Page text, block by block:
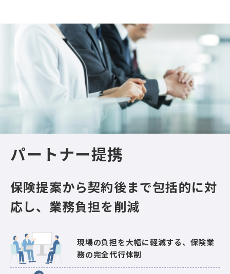
パートナー提携
保険提案から契約後まで包括的に対
応し、業務負担を削減
現場の負担を大幅に軽減する、保険業
務の完全代行体制